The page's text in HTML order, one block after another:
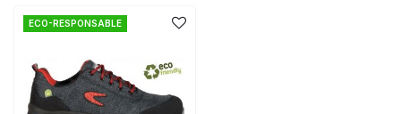
ECO-RESPONSABLE